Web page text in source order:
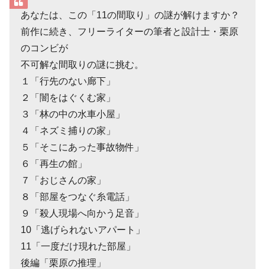
あなたは、この「11の間取り」の謎が解けますか？
前作に続き、フリーライターの筆者と設計士・栗原
のコンビが
不可解な間取りの謎に挑む。
１「行先のない廊下」
２「闇をはぐくむ家」
３「林の中の水車小屋」
４「ネズミ捕りの家」
５「そこにあった事故物件」
６「再生の館」
７「おじさんの家」
８「部屋をつなぐ糸電話」
９「殺人現場へ向かう足音」
10「逃げられないアパート」
11「一度だけ現れた部屋」
後編「栗原の推理」